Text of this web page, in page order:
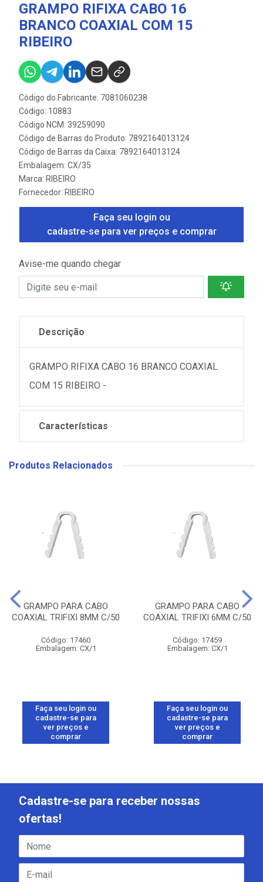
GRAMPO RIFIXA CABO 16
BRANCO COAXIAL COM 15
RIBEIRO
Código do Fabricante: 7081060238
Código: 10883
Código NCM: 39259090
Código de Barras do Produto: 7892164013124
Código de Barras da Caixa: 7892164013124
Embalagem: CX/35
Marca: RIBEIRO
Fornecedor: RIBEIRO
Faça seu login ou
cadastre-se para ver preços e comprar
Avise-me quando chegar
Descrição
GRAMPO RIFIXA CABO 16 BRANCO COAXIAL
COM 15 RIBEIRO -
Características
Produtos Relacionados
GRAMPO PARA CABO
COAXIAL TRIFIXI 8MM C/50
Código: 17460
Embalagem: CX/1
Faça seu login ou
cadastre-se para
ver preços e
comprar
GRAMPO PARA CABO
COAXIAL TRIFIXI 6MM C/50
Código: 17459
Embalagem: CX/1
Faça seu login ou
cadastre-se para
ver preços e
comprar
Cadastre-se para receber nossas
ofertas!